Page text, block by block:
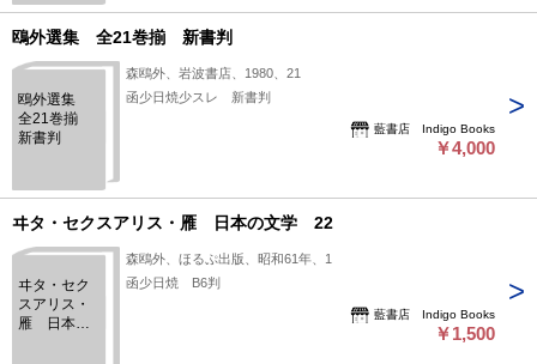
念館開館20
周年記念特
別展図録）
鴎外選集 全21巻揃 新書判
鴎外選集
全21巻揃
新書判
森鴎外、岩波書店、1980、21
函少日焼少スレ 新書判
藍書店 Indigo Books
￥4,000
ヰタ・セクスアリス・雁 日本の文学 22
ヰタ・セク
スアリス・
雁 日本の
森鴎外、ほるぷ出版、昭和61年、1
函少日焼 B6判
藍書店 Indigo Books
￥1,500